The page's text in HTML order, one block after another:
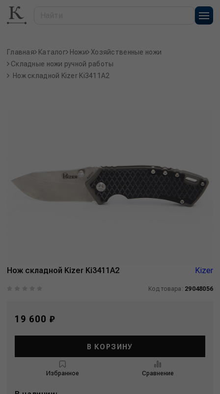
Главная Каталог Ножи Хозяйственные ножи
Складные ножи ручной работы
Нож складной Kizer Ki3411A2
Нож складной Kizer Ki3411A2 Kizer
Код товара: 29048056
19 600 ₽
В КОРЗИНУ
Избранное Сравнение